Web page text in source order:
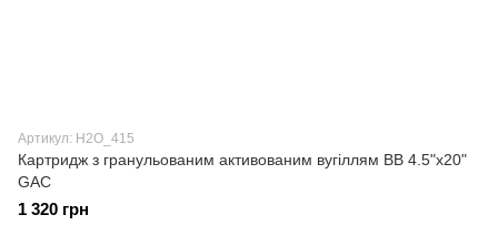
Артикул: H2О_415
Картридж з гранульованим активованим вугіллям ВВ 4.5"х20"
GAC
1 320 грн